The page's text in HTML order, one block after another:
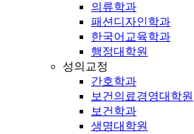
의류학과
패션디자인학과
한국어교육학과
행정대학원
성의교정
간호학과
보건의료경영대학원
보건학과
생명대학원